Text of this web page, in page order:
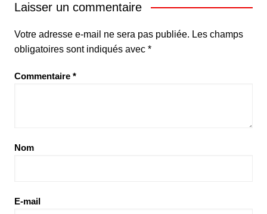
Laisser un commentaire
Votre adresse e-mail ne sera pas publiée. Les champs
obligatoires sont indiqués avec *
Commentaire *
Nom
E-mail